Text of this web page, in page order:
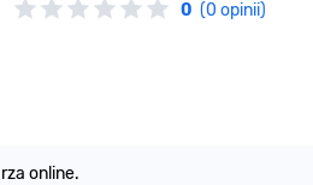
0 (0 opinii)
online.